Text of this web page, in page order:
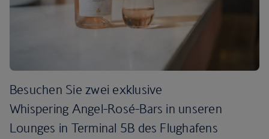
Besuchen Sie zwei exklusive
Whispering Angel-Rosé-Bars in unseren
Lounges in Terminal 5B des Flughafens